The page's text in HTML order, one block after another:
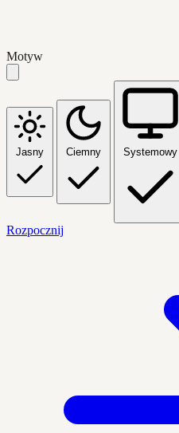
Motyw
Jasny Ciemny Systemowy
Rozpocznij